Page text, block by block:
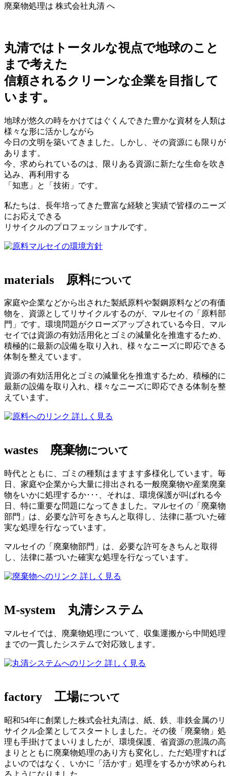
廃棄物処理は 株式会社丸清 へ
丸清ではトータルな視点で地球のこと
まで考えた
信頼されるクリーンな企業を目指して
います。
地球が悠久の時をかけてはぐくんできた豊かな資材を人類は
様々な形に活かしながら
今日の文明を築いてきました。しかし、その資源にも限りが
あります。
今、求められているのは、限りある資源に新たな生命を吹き
込み、再利用する
「知恵」と「技術」です。
私たちは、長年培ってきた豊富な経験と実績で皆様のニーズ
にお応えできる
リサイクルのプロフェッショナルです。
マルセイの環境方針
materials 原料について
家庭や企業などから出された製紙原料や製鋼原料などの有価
物を、資源としてリサイクルするのが、マルセイの「原料部
門」です。環境問題がクローズアップされている今日、マル
セイでは資源の有効活用化とゴミの減量化を推進するため、
積極的に最新の設備を取り入れ、様々なニーズに即応できる
体制を整えています。
資源の有効活用化とゴミの減量化を推進するため、積極的に
最新の設備を取り入れ、様々なニーズに即応できる体制を整
えています。
詳しく見る
wastes 廃棄物について
時代とともに、ゴミの種類はますます多様化しています。毎
日、家庭や企業から大量に排出される一般廃棄物や産業廃棄
物をいかに処理するか･･･、それは、環境保護が叫ばれる今
日、特に重要な問題になってきました。マルセイの「廃棄物
部門」は、必要な許可をきちんと取得し、法律に基づいた確
実な処理を行なっています。
マルセイの「廃棄物部門」は、必要な許可をきちんと取得
し、法律に基づいた確実な処理を行なっています。
詳しく見る
M-system 丸清システム
マルセイでは、廃棄物処理について、収集運搬から中間処理
までの一貫したシステムで対応致します。
詳しく見る
factory 工場について
昭和54年に創業した株式会社丸清は、紙、鉄、非鉄金属のリ
サイクル企業としてスタートしました。その後「廃棄物」処
理も手掛けてまいりましたが、環境保護、省資源の意識の高
まりとともに廃棄物処理のあり方も変化し、ただ処理すれば
よいのではなく、いかに「活かす」処理をするかが求められ
るようになりました。